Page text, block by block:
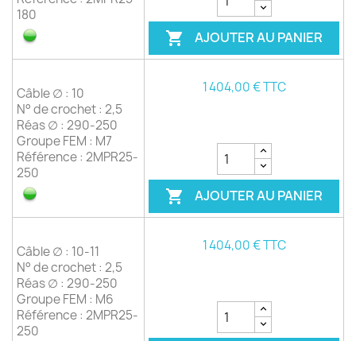
180
 AJOUTER AU PANIER
Câble ∅ : 10
N° de crochet : 2,5
Réas ∅ : 290-250
Groupe FEM : M7
Référence : 2MPR25-
250
1 404,00 € TTC
 AJOUTER AU PANIER
Câble ∅ : 10-11
N° de crochet : 2,5
Réas ∅ : 290-250
Groupe FEM : M6
Référence : 2MPR25-
250
1 404,00 € TTC